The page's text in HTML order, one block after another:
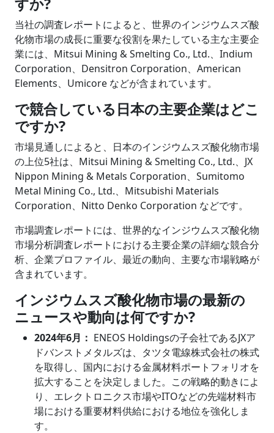
当社の調査レポートによると、世界のインジウムスズ酸
化物市場の成長に重要な役割を果たしている主な主要企
業には、Mitsui Mining & Smelting Co., Ltd.、Indium
Corporation、Densitron Corporation、American
Elements、Umicore などが含まれています。
で競合している日本の主要企業はどこ
ですか?
市場見通しによると、日本のインジウムスズ酸化物市場
の上位5社は、Mitsui Mining & Smelting Co., Ltd.、JX
Nippon Mining & Metals Corporation、Sumitomo
Metal Mining Co., Ltd.、Mitsubishi Materials
Corporation、Nitto Denko Corporation などです。
市場調査レポートには、世界的なインジウムスズ酸化物
市場分析調査レポートにおける主要企業の詳細な競合分
析、企業プロファイル、最近の動向、主要な市場戦略が
含まれています。
インジウムスズ酸化物市場の最新の
ニュースや動向は何ですか?
2024年6月： ENEOS Holdingsの子会社であるJXア
ドバンストメタルズは、タツタ電線株式会社の株式
を取得し、国内における金属材料ポートフォリオを
拡大することを決定しました。この戦略的動きによ
り、エレクトロニクス市場やITOなどの先端材料市
場における重要材料供給における地位を強化しま
す。